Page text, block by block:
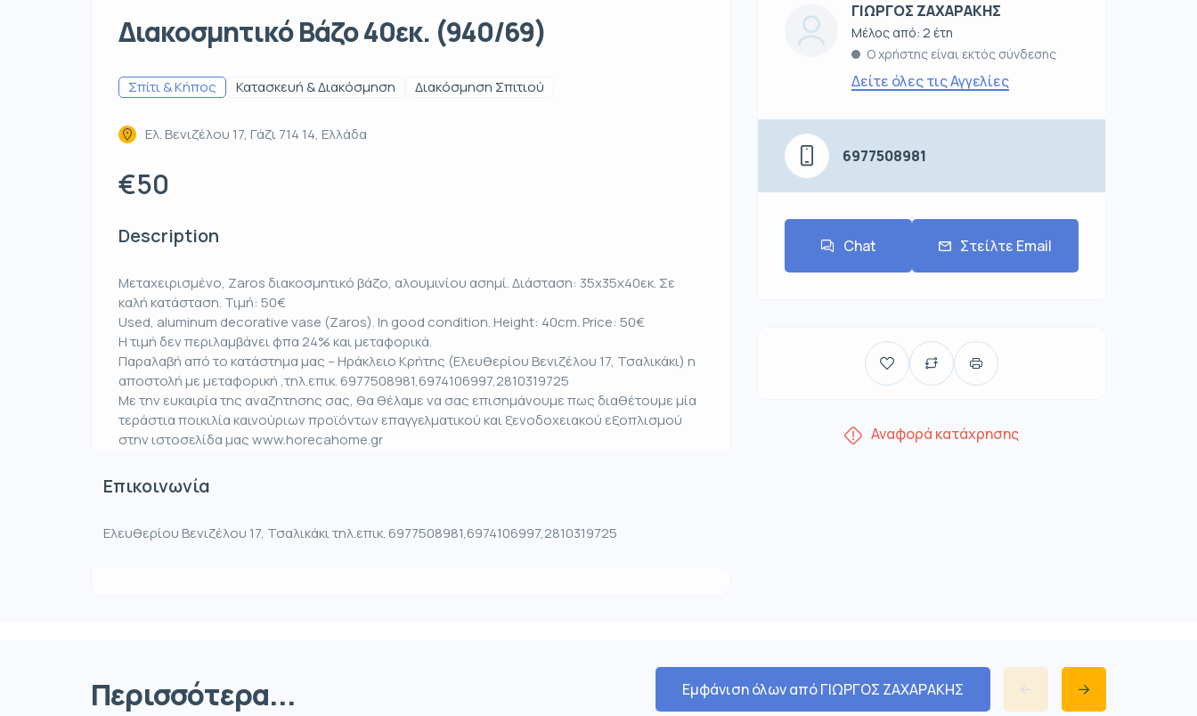
Διακοσμητικό Βάζο 40εκ. (940/69)
Σπίτι & Κήπος Κατασκευή & Διακόσμηση Διακόσμηση Σπιτιού
Ελ. Βενιζέλου 17, Γάζι 714 14, Ελλάδα
€50
Description
Μεταχειρισμένο, Zaros διακοσμητικό βάζο, αλουμινίου ασημί. Διάσταση: 35x35x40εκ. Σε
καλή κατάσταση. Τιμή: 50€
Used, aluminum decorative vase (Zaros). In good condition. Height: 40cm. Price: 50€
Η τιμή δεν περιλαμβάνει φπα 24% και μεταφορικά.
Παραλαβή από το κατάστημα μας – Ηράκλειο Κρήτης (Ελευθερίου Βενιζέλου 17, Τσαλικάκι) η
αποστολή με μεταφορική ,τηλ.επικ. 6977508981,6974106997,2810319725
Με την ευκαιρία της αναζητησης σας, θα θέλαμε να σας επισημάνουμε πως διαθέτουμε μία
τεράστια ποικιλία καινούριων προϊόντων επαγγελματικού και ξενοδοχειακού εξοπλισμού
στην ιστοσελίδα μας www.horecahome.gr
Επικοινωνία
Ελευθερίου Βενιζέλου 17, Τσαλικάκι τηλ.επικ. 6977508981,6974106997,2810319725
ΓΙΩΡΓΟΣ ΖΑΧΑΡΑΚΗΣ
Μέλος από: 2 έτη
Ο χρήστης είναι εκτός σύνδεσης
Δείτε όλες τις Αγγελίες
6977508981
Chat Στείλτε Email
Αναφορά κατάχρησης
Περισσότερα... Εμφάνιση όλων από ΓΙΩΡΓΟΣ ΖΑΧΑΡΑΚΗΣ